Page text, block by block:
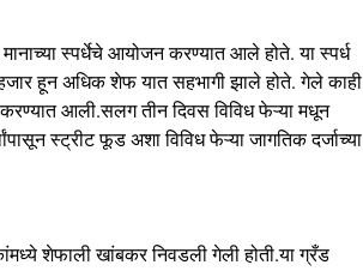
स्पर्धेचे आयोजन करण्यात आले होते. या स्पर्ध
हून अधिक शेफ यात सहभागी झाले होते. गेले काही
करण्यात आली.सलग तीन दिवस विविध फेऱ्या मधून
स्ट्रीट फूड अशा विविध फेऱ्या जागतिक दर्जाच्या
शेफाली खांबकर निवडली गेली होती.या ग्रँड